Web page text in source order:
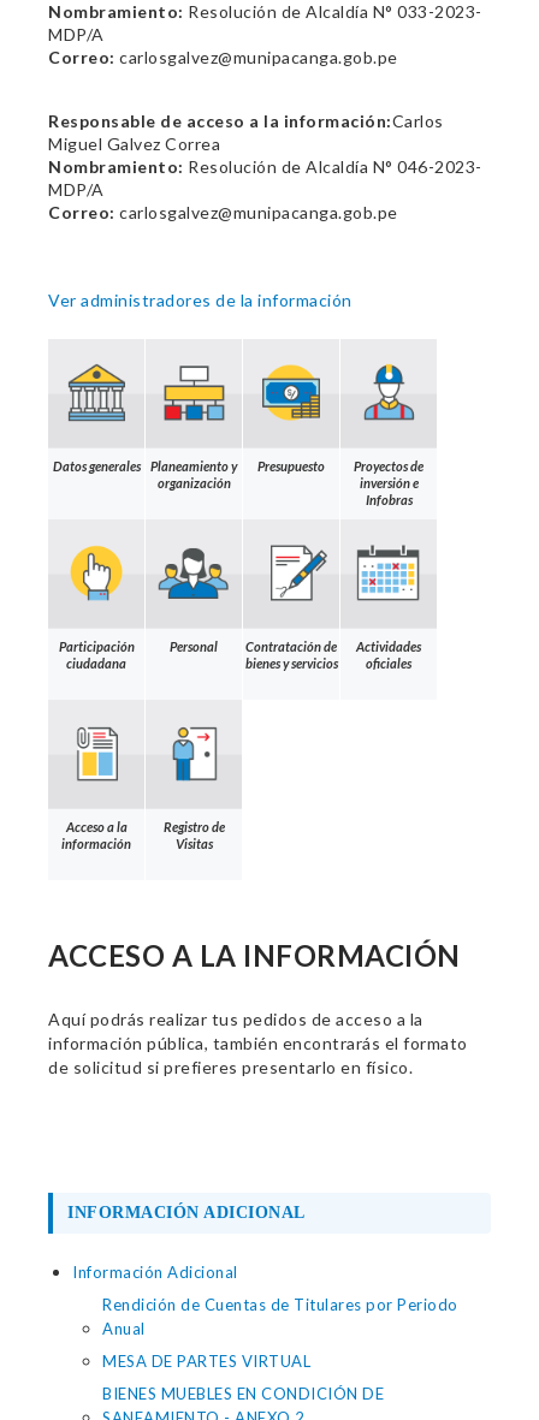
Nombramiento: Resolución de Alcaldía N° 033-2023-
MDP/A
Correo: carlosgalvez@munipacanga.gob.pe
Responsable de acceso a la información:Carlos
Miguel Galvez Correa
Nombramiento: Resolución de Alcaldía N° 046-2023-
MDP/A
Correo: carlosgalvez@munipacanga.gob.pe
Ver administradores de la información
Datos generales
Planeamiento y
organización
Presupuesto
Proyectos de
inversión e
Infobras
Participación
ciudadana
Personal
Contratación de
bienes y servicios
Actividades
oficiales
Acceso a la
información
Registro de
Visitas
ACCESO A LA INFORMACIÓN
Aquí podrás realizar tus pedidos de acceso a la
información pública, también encontrarás el formato
de solicitud si prefieres presentarlo en físico.
INFORMACIÓN ADICIONAL
Información Adicional
Rendición de Cuentas de Titulares por Periodo
Anual
MESA DE PARTES VIRTUAL
BIENES MUEBLES EN CONDICIÓN DE